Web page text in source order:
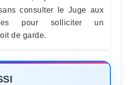
consulter le Juge aux
pour solliciter un
de garde.